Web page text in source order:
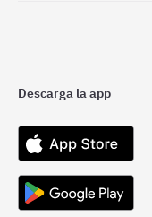
Descarga la app